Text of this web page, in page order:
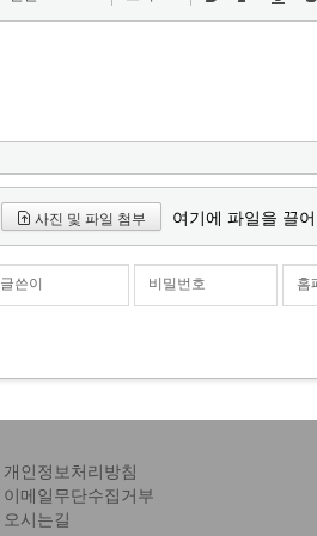
사진 및 파일 첨부 여기에 파일을 끌
글쓴이 비밀번호 홈
개인정보처리방침
이메일무단수집거부
오시는길